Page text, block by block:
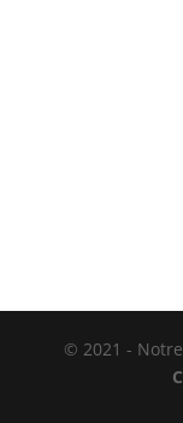
© 2021 -